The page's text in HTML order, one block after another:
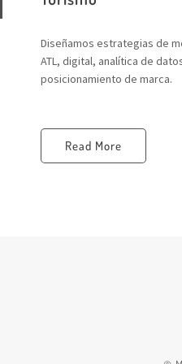
Diseñamos estrategias de
ATL, digital, analítica de
posicionamiento de marca.
Read More